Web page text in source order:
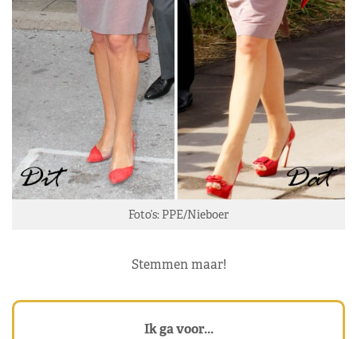
Foto’s: PPE/Nieboer
Stemmen maar!
Ik ga voor...